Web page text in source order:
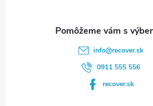
info@recover.sk
0911 555 556
recover.sk